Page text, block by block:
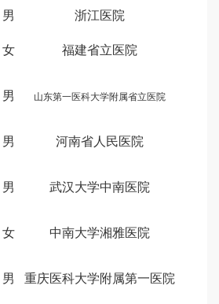
男 浙江医院
女 福建省立医院
男 山东第一医科大学附属省立医院
男 河南省人民医院
男 武汉大学中南医院
女 中南大学湘雅医院
男 重庆医科大学附属第一医院